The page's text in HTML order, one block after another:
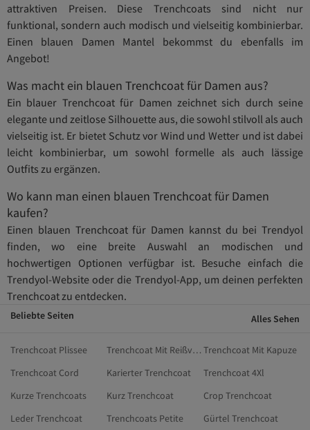
attraktiven Preisen. Diese Trenchcoats sind nicht nur
funktional, sondern auch modisch und vielseitig kombinierbar.
Einen blauen Damen Mantel bekommst du ebenfalls im
Angebot!
Was macht ein blauen Trenchcoat für Damen aus?
Ein blauer Trenchcoat für Damen zeichnet sich durch seine
elegante und zeitlose Silhouette aus, die sowohl stilvoll als auch
vielseitig ist. Er bietet Schutz vor Wind und Wetter und ist dabei
leicht kombinierbar, um sowohl formelle als auch lässige
Outfits zu ergänzen.
Wo kann man einen blauen Trenchcoat für Damen
kaufen?
Einen blauen Trenchcoat für Damen kannst du bei Trendyol
finden, wo eine breite Auswahl an modischen und
hochwertigen Optionen verfügbar ist. Besuche einfach die
Trendyol-Website oder die Trendyol-App, um deinen perfekten
Trenchcoat zu entdecken.
Beliebte Seiten Alles Sehen
Trenchcoat Plissee Trenchcoat Mit Reißverschluss Trenchcoat Mit Kapuze
Trenchcoat Cord
Karierter Trenchcoat
Trenchcoat 4Xl
Kurze Trenchcoats
Kurz Trenchcoat
Crop Trenchcoat
Leder Trenchcoat
Trenchcoats Petite
Gürtel Trenchcoat